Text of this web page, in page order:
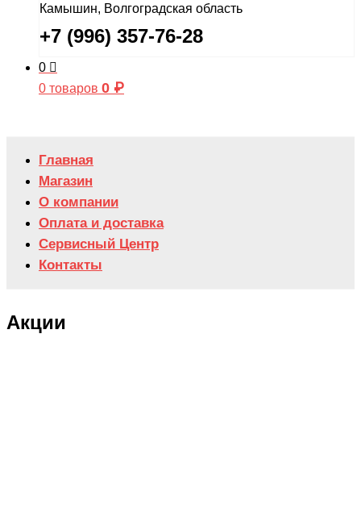
Камышин, Волгоградская область
+7 (996) 357-76-28
0
0 товаров 0 ₽
Главная
Магазин
О компании
Оплата и доставка
Сервисный Центр
Контакты
Акции